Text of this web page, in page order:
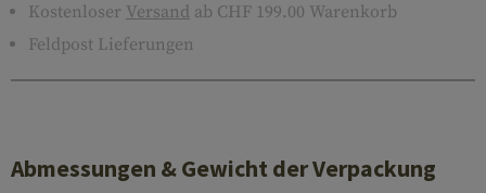
Kostenloser Versand ab CHF 199.00 Warenkorb
Feldpost Lieferungen
Abmessungen & Gewicht der Verpackung